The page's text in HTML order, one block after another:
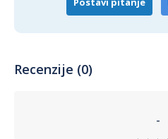
Recenzije (0)
-